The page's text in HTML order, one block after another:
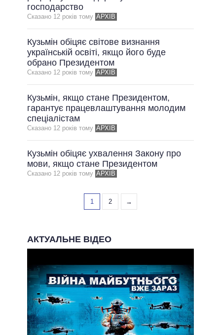
господарство
Сказано 12 рокiв тому АРХІВ
Кузьмін обіцяє світове визнання
українській освіті, якщо його буде
обрано Президентом
Сказано 12 рокiв тому АРХІВ
Кузьмін, якщо стане Президентом,
гарантує працевлаштування молодим
спеціалістам
Сказано 12 рокiв тому АРХІВ
Кузьмін обіцяє ухвалення Закону про
мови, якщо стане Президентом
Сказано 12 рокiв тому АРХІВ
1 2 →
АКТУАЛЬНЕ ВІДЕО